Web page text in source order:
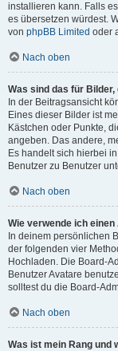
installieren kann. Falls
es übersetzen würdest.
von phpBB Limited oder
Nach oben
Was sind das für
In der Beitragsansicht
Eines dieser Bilder ist
Kästchen oder Punkte,
angeben. Das andere,
Es handelt sich hierbei
Benutzer zu Benutzer
Nach oben
Wie verwende ich
In deinem persönlichen
der folgenden vier
Hochladen. Die Board-
Benutzer Avatare
solltest du die Board-
Nach oben
Was ist mein Rang und